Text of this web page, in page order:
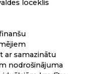
loceklis
ar samazinātu
nodrošinājuma